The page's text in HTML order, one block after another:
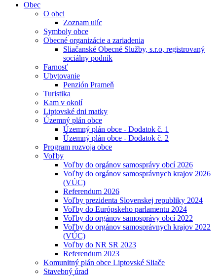
Obec
O obci
Zoznam ulíc
Symboly obce
Obecné organizácie a zariadenia
Sliačanské Obecné Služby, s.r.o, registrovaný
sociálny podnik
Farnosť
Ubytovanie
Penzión Prameň
Turistika
Kam v okolí
Liptovské dni matky
Územný plán obce
Územný plán obce - Dodatok č. 1
Územný plán obce - Dodatok č. 2
Program rozvoja obce
Voľby
Voľby do orgánov samosprávy obcí 2026
Voľby do orgánov samosprávnych krajov 2026
(VÚC)
Referendum 2026
Voľby prezidenta Slovenskej republiky 2024
Voľby do Európskeho parlamentu 2024
Voľby do orgánov samosprávy obcí 2022
Voľby do orgánov samosprávnych krajov 2022
(VÚC)
Voľby do NR SR 2023
Referendum 2023
Komunitný plán obce Liptovské Sliače
Stavebný úrad